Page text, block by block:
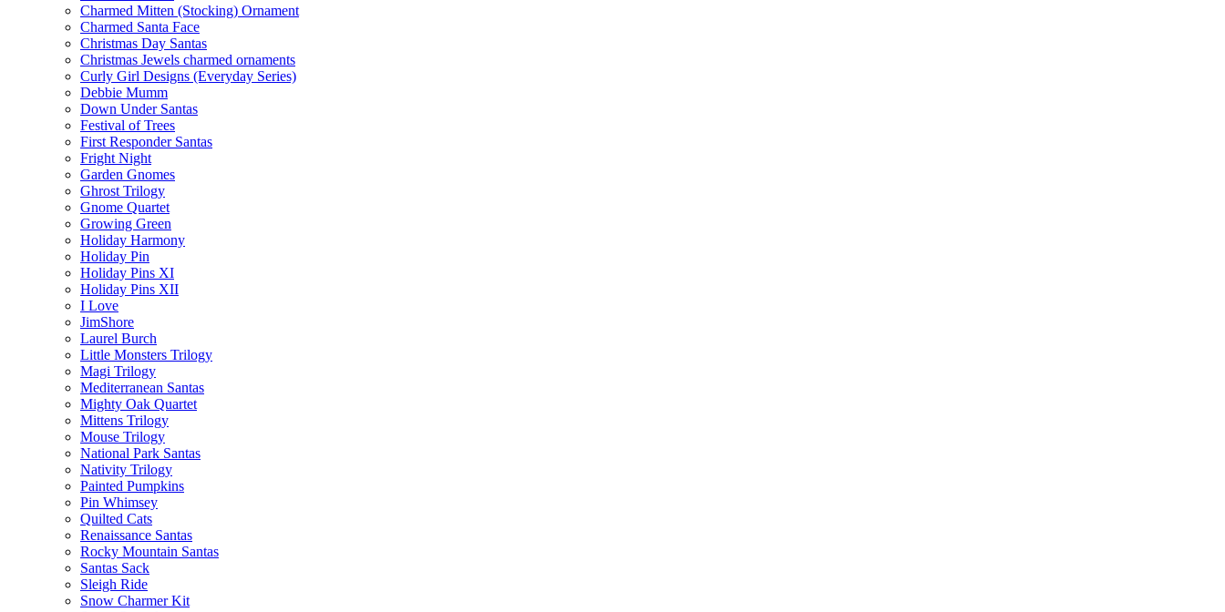
Charmed Mitten (Stocking) Ornament
Charmed Santa Face
Christmas Day Santas
Christmas Jewels charmed ornaments
Curly Girl Designs (Everyday Series)
Debbie Mumm
Down Under Santas
Festival of Trees
First Responder Santas
Fright Night
Garden Gnomes
Ghrost Trilogy
Gnome Quartet
Growing Green
Holiday Harmony
Holiday Pin
Holiday Pins XI
Holiday Pins XII
I Love
JimShore
Laurel Burch
Little Monsters Trilogy
Magi Trilogy
Mediterranean Santas
Mighty Oak Quartet
Mittens Trilogy
Mouse Trilogy
National Park Santas
Nativity Trilogy
Painted Pumpkins
Pin Whimsey
Quilted Cats
Renaissance Santas
Rocky Mountain Santas
Santas Sack
Sleigh Ride
Snow Charmer Kit